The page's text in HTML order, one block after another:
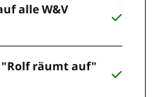
alle W&V
räumt auf"